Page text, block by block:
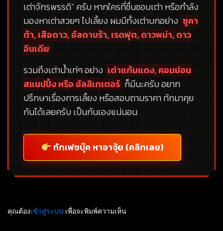
เต่าจักรพรรดิ”ครับ หากใครที่ชื่นชอบเต่า หรือกำลัง
มองหาเต่าสวยๆ ไปเลี้ยง ผมมีทั้งเต่าบกอย่าง ซูคา
ต้า, เสือดาว, อัลดาบร้า, เรดฟุต, ดาวพม่า, ดาว
อินเดีย
รวมถึงเต่าน้ำเท่ๆ อย่าง เต่าแก้มแดง, คอมม่อน
สแนปปิ้ง หรือ อัลลิเกเตอร์ ก็มีนะครับ อยาก
ปรึกษาเรื่องการเลี้ยง หรือสอบถามราคา ทักมาคุย
กันได้เลยครับ เป็นกันเองแน่นอน
ทักเฟซบุ๊ค หาอาจุ้ย (คลิกเลย)
คุณต้องเข้าสู่ระบบ เพื่อจะพิมพ์ความเห็น